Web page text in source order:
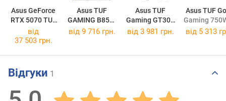
Asus GeForce
RTX 5070 TUF
OC
Asus TUF
GAMING B850-
PLUS WIFI
Asus TUF
Gaming GT302
ARGB Black
Asus TUF
Gaming
від
37 503 грн.
від 9 716 грн. від 3 981 грн. від 5 313
Відгуки 1